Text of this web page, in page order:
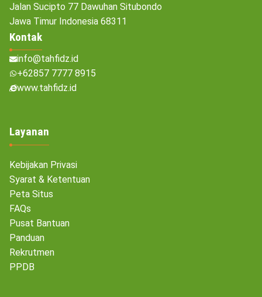
Jalan Sucipto 77 Dawuhan Situbondo
Jawa Timur Indonesia 68311
Kontak
info@tahfidz.id
+62857 7777 8915
www.tahfidz.id
Layanan
Kebijakan Privasi
Syarat & Ketentuan
Peta Situs
FAQs
Pusat Bantuan
Panduan
Rekrutmen
PPDB